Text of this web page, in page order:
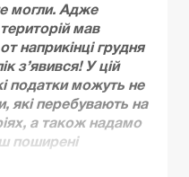
могли. Адже
мав
наприкінці грудня
з’явився! У цій
податки можуть не
які перебувають на
а також надамо
поширені